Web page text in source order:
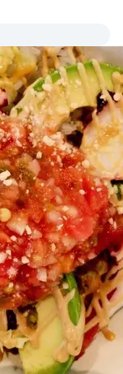
カムボードが出